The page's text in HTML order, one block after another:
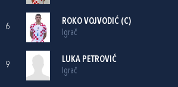
6
ROKO VOJVODIĆ (C)
Igrač
9
LUKA PETROVIĆ
Igrač